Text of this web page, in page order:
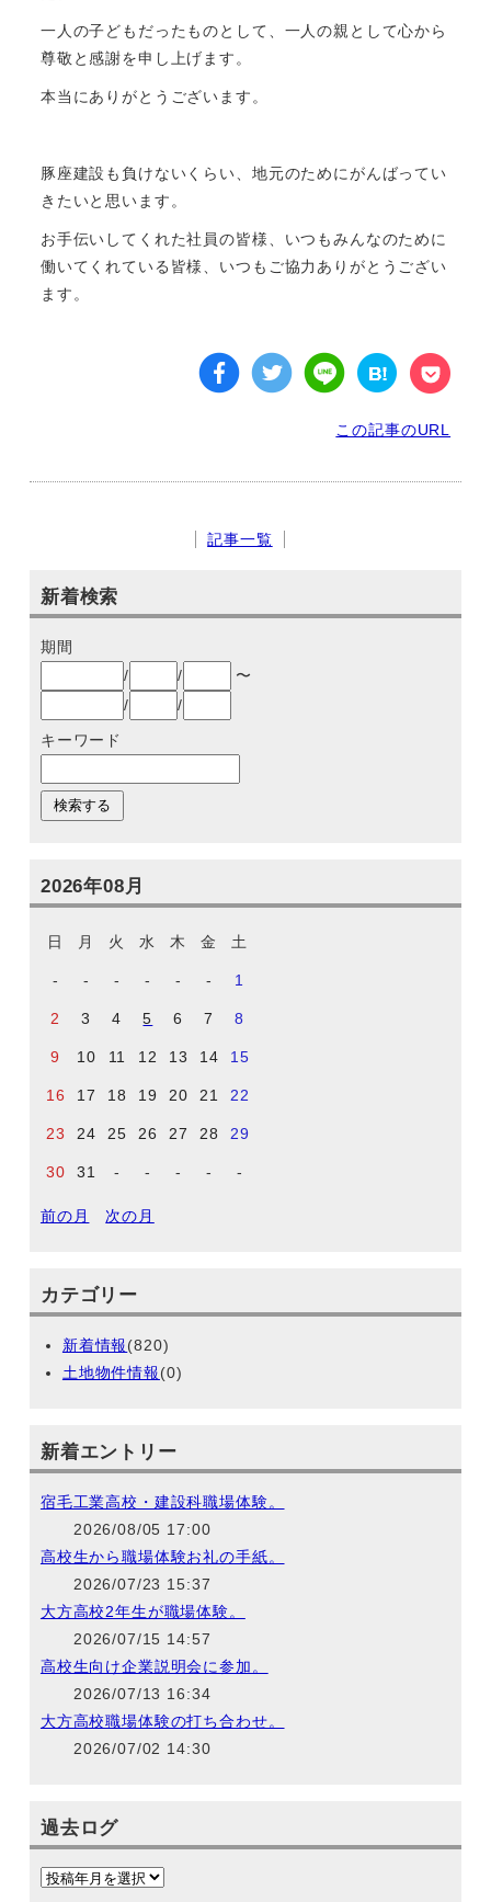
一人の子どもだったものとして、一人の親として心から
尊敬と感謝を申し上げます。
本当にありがとうございます。
豚座建設も負けないくらい、地元のためにがんばってい
きたいと思います。
お手伝いしてくれた社員の皆様、いつもみんなのために
働いてくれている皆様、いつもご協力ありがとうござい
ます。
この記事のURL
記事一覧
新着検索
期間
/
/
〜
/
/
キーワード
2026年08月
日 月 火 水 木 金 土
- - - - - - 1
2 3 4 5 6 7 8
9 10 11 12 13 14 15
16 17 18 19 20 21 22
23 24 25 26 27 28 29
30 31 - - - - -
前の月 次の月
カテゴリー
新着情報(820)
土地物件情報(0)
新着エントリー
宿毛工業高校・建設科職場体験。
2026/08/05 17:00
高校生から職場体験お礼の手紙。
2026/07/23 15:37
大方高校2年生が職場体験。
2026/07/15 14:57
高校生向け企業説明会に参加。
2026/07/13 16:34
大方高校職場体験の打ち合わせ。
2026/07/02 14:30
過去ログ